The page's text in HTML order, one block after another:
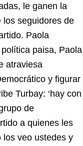
le ganen la
los seguidores de
Paola
paisa, Paola
atraviesa
y figurar
Turbay: ‘hay con
de
a quienes les
los veo ustedes y